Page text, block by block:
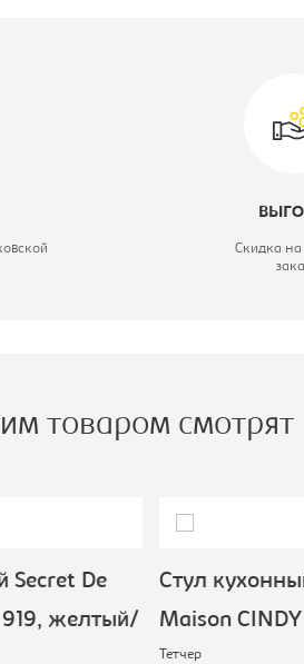
Скидка
товаром смотрят
De
желтый/
Стул кухонный
Maison CINDY
Тетчер